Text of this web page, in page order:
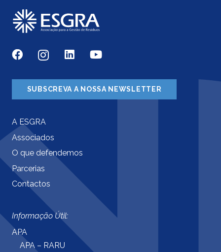
SUBSCREVA A NOSSA NEWSLETTER
A ESGRA
Associados
O que defendemos
Parcerias
Contactos
Informação Útil:
APA
APA – RARU